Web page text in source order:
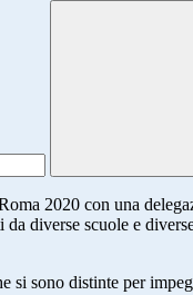
2020 con una
diverse scuole e
si sono distinte per